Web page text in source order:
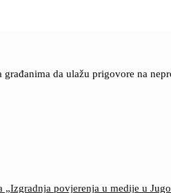
da ulažu prigovore na
povjerenja u medije u